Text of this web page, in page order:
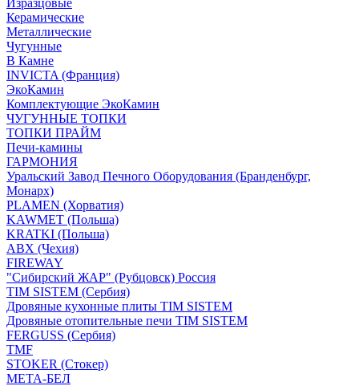
Изразцовые
Керамические
Металлические
Чугунные
В Камне
INVICTA (Франция)
ЭкоКамин
Комплектующие ЭкоКамин
ЧУГУННЫЕ ТОПКИ
ТОПКИ ПРАЙМ
Печи-камины
ГАРМОНИЯ
Уральский Завод Печного Оборудования (Бранденбург,
Монарх)
PLAMEN (Хорватия)
KAWMET (Польша)
KRATKI (Польша)
ABX (Чехия)
FIREWAY
"Сибирский ЖАР" (Рубцовск) Россия
TIM SISTEM (Сербия)
Дровяные кухонные плиты TIM SISTEM
Дровяные отопительные печи TIM SISTEM
FERGUSS (Сербия)
TMF
STOKER (Стокер)
МЕТА-БЕЛ